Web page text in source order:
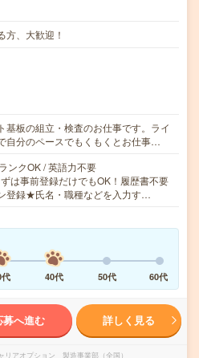
方、大歓迎！
基板の組立・検査のお仕事です。ライ
自分のペースでもくもくとお仕事…
ンクOK / 英語力不要
は事前登録だけでもOK！履歴書不要
登録★氏名・職種などを入力す…
40代 50代 60代
募へ進む 詳しく見る
リアオプション 製造事業部（全国）